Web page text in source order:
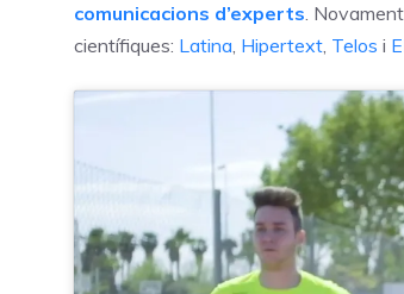
comunicacions d’experts.
científiques: Latina, Hipertext, Telos i